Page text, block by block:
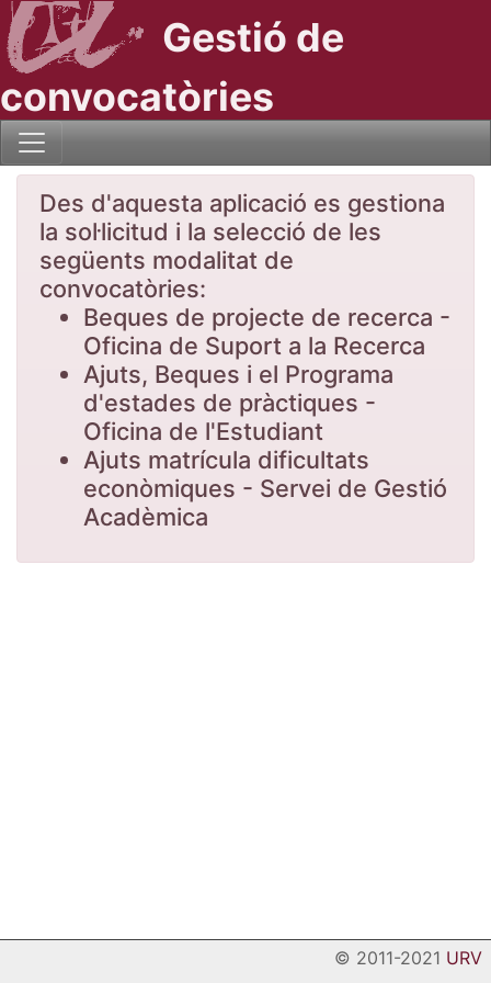
Gestió de
convocatòries
Des d'aquesta aplicació es gestiona
la sol·licitud i la selecció de les
següents modalitat de
convocatòries:
Beques de projecte de recerca -
Oficina de Suport a la Recerca
Ajuts, Beques i el Programa
d'estades de pràctiques -
Oficina de l'Estudiant
Ajuts matrícula dificultats
econòmiques - Servei de Gestió
Acadèmica
© 2011-2021 URV